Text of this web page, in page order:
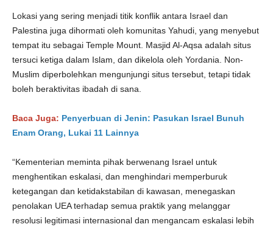
Lokasi yang sering menjadi titik konflik antara Israel dan
Palestina juga dihormati oleh komunitas Yahudi, yang menyebut
tempat itu sebagai Temple Mount. Masjid Al-Aqsa adalah situs
tersuci ketiga dalam Islam, dan dikelola oleh Yordania. Non-
Muslim diperbolehkan mengunjungi situs tersebut, tetapi tidak
boleh beraktivitas ibadah di sana.
Baca Juga: Penyerbuan di Jenin: Pasukan Israel Bunuh
Enam Orang, Lukai 11 Lainnya
“Kementerian meminta pihak berwenang Israel untuk
menghentikan eskalasi, dan menghindari memperburuk
ketegangan dan ketidakstabilan di kawasan, menegaskan
penolakan UEA terhadap semua praktik yang melanggar
resolusi legitimasi internasional dan mengancam eskalasi lebih